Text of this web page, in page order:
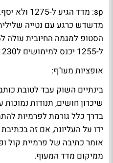
ל-1255 יכנס למימושים ל1230.
אופציות מעו"ף:
בינתיים השוק עבד לטובת
שיכרון חושים, תנודות נמוכות
בדרך כלל גורמת לפרמיות
ידו על העליונה, אם זה
אומר כתיבה של פרמיית קול
ממיקום מדד המעוף.